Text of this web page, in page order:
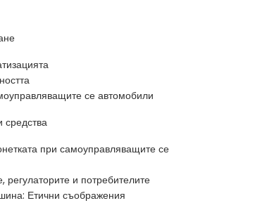
се автомобили
при самоуправляващите се
и потребителите
Етични съображения